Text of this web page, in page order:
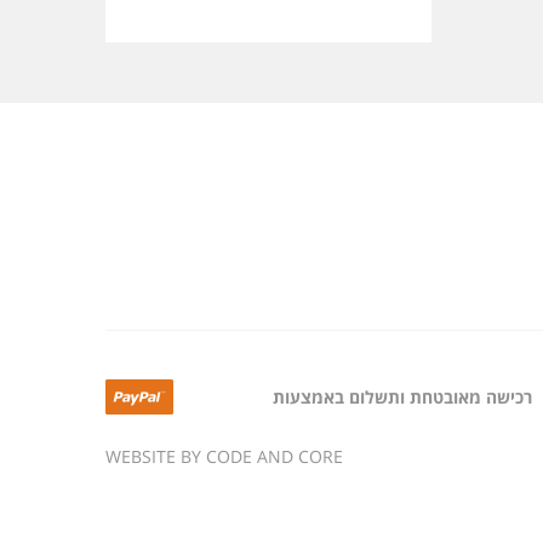
רכישה מאובטחת ותשלום באמצעות
WEBSITE BY CODE AND CORE